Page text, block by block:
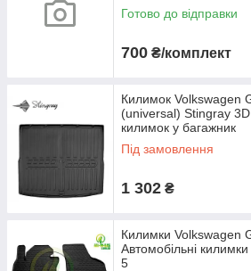
Готово до відправки
700 ₴/комплект
Килимок Volkswagen
(universal) Stingray
килимок у багажник
Під замовлення
1 302 ₴
Килимки Volkswagen
Автомобільні
5